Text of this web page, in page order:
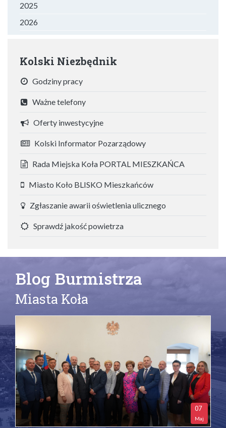
2025
2026
Kolski Niezbędnik
Godziny pracy
Ważne telefony
Oferty inwestycyjne
Kolski Informator Pozarządowy
Rada Miejska Koła PORTAL MIESZKAŃCA
Miasto Koło BLISKO Mieszkańców
Zgłaszanie awarii oświetlenia ulicznego
Sprawdź jakość powietrza
Blog Burmistrza
Miasta Koła
07
Maj